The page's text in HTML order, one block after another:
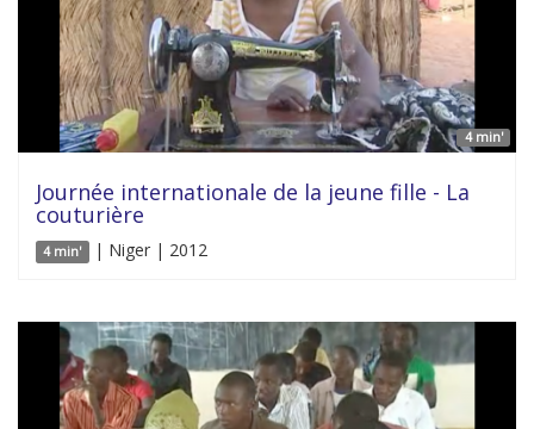
4 min'
Journée internationale de la jeune fille - La
couturière
4 min' | Niger | 2012